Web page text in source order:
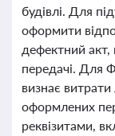
будівлі. Для
оформити
дефектний акт,
передачі. Для
визнає
оформлених
реквізитами,